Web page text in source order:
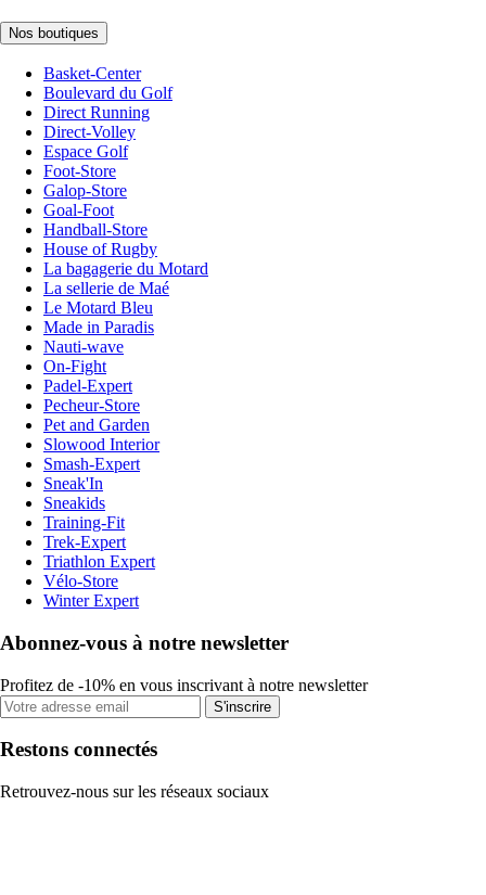
Nos boutiques
Basket-Center
Boulevard du Golf
Direct Running
Direct-Volley
Espace Golf
Foot-Store
Galop-Store
Goal-Foot
Handball-Store
House of Rugby
La bagagerie du Motard
La sellerie de Maé
Le Motard Bleu
Made in Paradis
Nauti-wave
On-Fight
Padel-Expert
Pecheur-Store
Pet and Garden
Slowood Interior
Smash-Expert
Sneak'In
Sneakids
Training-Fit
Trek-Expert
Triathlon Expert
Vélo-Store
Winter Expert
Abonnez-vous à notre newsletter
Profitez de -10% en vous inscrivant à notre newsletter
S'inscrire
Restons connectés
Retrouvez-nous sur les réseaux sociaux